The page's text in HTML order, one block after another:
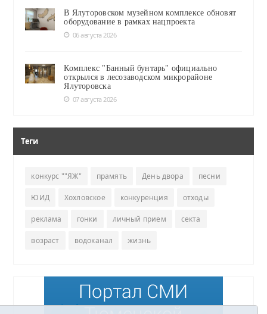
В Ялуторовском музейном комплексе обновят
оборудование в рамках нацпроекта
06 августа 2026
Комплекс "Банный бунтарь" официально
открылся в лесозаводском микрорайоне
Ялуторовска
07 августа 2026
Теги
конкурс ""ЯЖ" прамять День двора песни
ЮИД Хохловское конкуренция отходы
реклама гонки личный прием секта
возраст водоканал жизнь